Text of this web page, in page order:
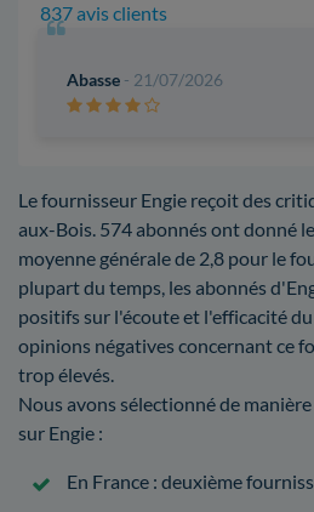
837 avis clients
Abasse - 21/07/2026
Le fournisseur Engie reçoit des
aux-Bois. 574 abonnés ont donné
moyenne générale de 2,8 pour le
plupart du temps, les abonnés
positifs sur l'écoute et l'efficacité
opinions négatives concernant ce
trop élevés.
Nous avons sélectionné de
sur Engie :
En France : deuxième